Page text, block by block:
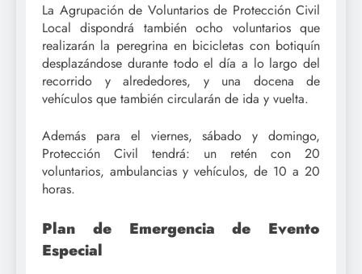
La Agrupación de Voluntarios de Protección Civil
Local dispondrá también ocho voluntarios que
realizarán la peregrina en bicicletas con botiquín
desplazándose durante todo el día a lo largo del
recorrido y alrededores, y una docena de
vehículos que también circularán de ida y vuelta.
Además para el viernes, sábado y domingo,
Protección Civil tendrá: un retén con 20
voluntarios, ambulancias y vehículos, de 10 a 20
horas.
Plan de Emergencia de Evento
Especial